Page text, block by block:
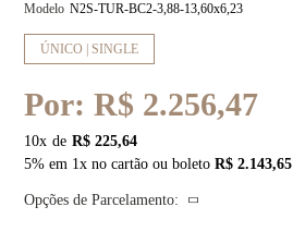
Modelo N2S-TUR-BC2-3,88-13,60x6,23
ÚNICO | SINGLE
Por:R$ 2.256,47
10x
R$ 225,64
5% em 1x no cartão ou boletoR$ 2.143,65
Opções de Parcelamento: